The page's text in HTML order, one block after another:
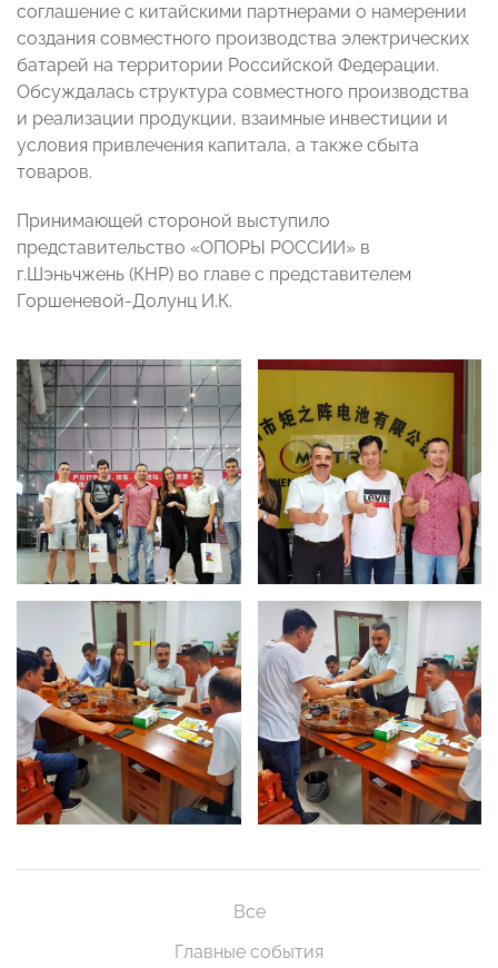
соглашение с китайскими партнерами о намерении
создания совместного производства электрических
батарей на территории Российской Федерации.
Обсуждалась структура совместного производства
и реализации продукции, взаимные инвестиции и
условия привлечения капитала, а также сбыта
товаров.
Принимающей стороной выступило
представительство «ОПОРЫ РОССИИ» в
г.Шэньчжень (КНР) во главе с представителем
Горшеневой-Долунц И.К.
Все
Главные события